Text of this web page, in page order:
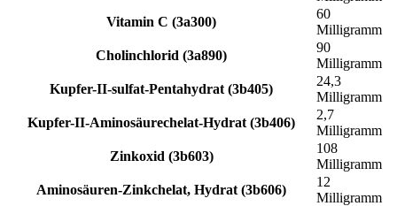
Vitamin C (3a300)
60
Milligramm
Cholinchlorid (3a890)
90
Milligramm
Kupfer-II-sulfat-Pentahydrat (3b405)
24,3
Milligramm
Kupfer-II-Aminosäurechelat-Hydrat (3b406)
2,7
Milligramm
Zinkoxid (3b603)
108
Milligramm
Aminosäuren-Zinkchelat, Hydrat (3b606)
12
Milligramm